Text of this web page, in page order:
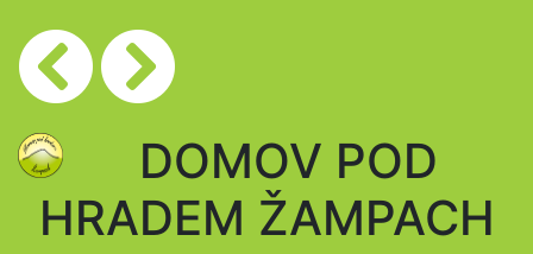
DOMOV POD
HRADEM ŽAMPACH